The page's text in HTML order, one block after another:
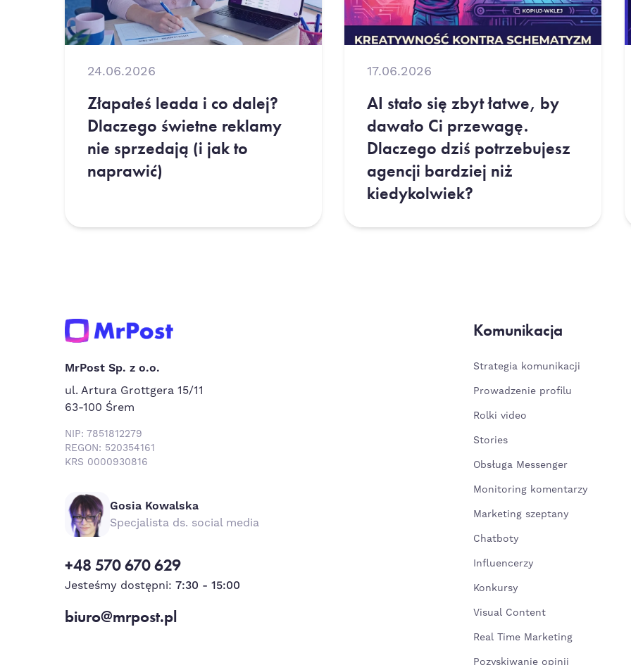
24.06.2026
Złapałeś leada i co dalej?
Dlaczego świetne reklamy
nie sprzedają (i jak to
naprawić)
17.06.2026
AI stało się zbyt łatwe, by
dawało Ci przewagę.
Dlaczego dziś potrzebujesz
agencji bardziej niż
kiedykolwiek?
MrPost Sp. z o.o.
ul. Artura Grottgera 15/11
63-100 Śrem
NIP: 7851812279
REGON: 520354161
KRS 0000930816
Gosia Kowalska
Specjalista ds. social media
+48 570 670 629
Jesteśmy dostępni: 7:30 - 15:00
biuro@mrpost.pl
Komunikacja
Strategia komunikacji
Prowadzenie profilu
Rolki video
Stories
Obsługa Messenger
Monitoring komentarzy
Marketing szeptany
Chatboty
Influencerzy
Konkursy
Visual Content
Real Time Marketing
Pozyskiwanie opinii